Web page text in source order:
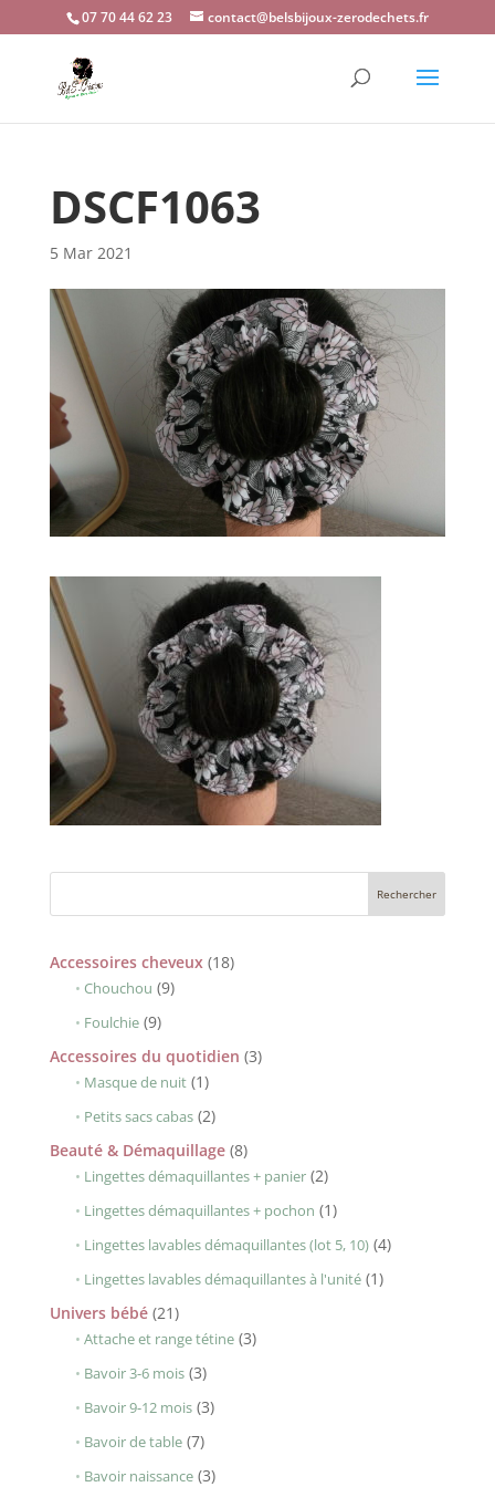
07 70 44 62 23 contact@belsbijoux-zerodechets.fr
DSCF1063
5 Mar 2021
Accessoires cheveux 1818
Chouchou 99
Foulchie 99
produits
Accessoires du quotidien 33
Masque de nuit 11
produit
Petits sacs cabas 22
produits
Beauté & Démaquillage 88
produits
Lingettes démaquillantes + panier 22
produits
Lingettes démaquillantes + pochon 11
produit
Lingettes lavables démaquillantes (lot 5, 10) 44
Lingettes lavables démaquillantes à l'unité 11
Univers bébé 2121
produits
Attache et range tétine 33
Bavoir 3-6 mois 33
produits
Bavoir 9-12 mois 33
Bavoir de table 77
produits
Bavoir naissance 33